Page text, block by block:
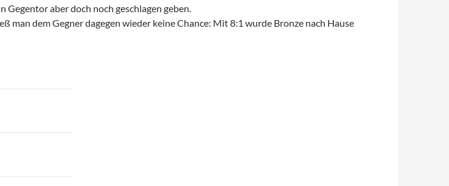
Gegentor aber doch noch geschlagen geben.
man dem Gegner dagegen wieder keine Chance: Mit 8:1 wurde Bronze nach Hause